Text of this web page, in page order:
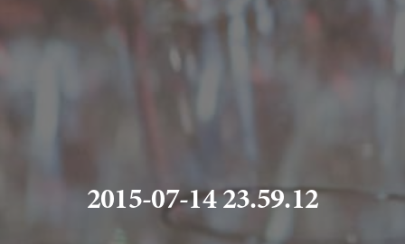
2015-07-14 23.59.12